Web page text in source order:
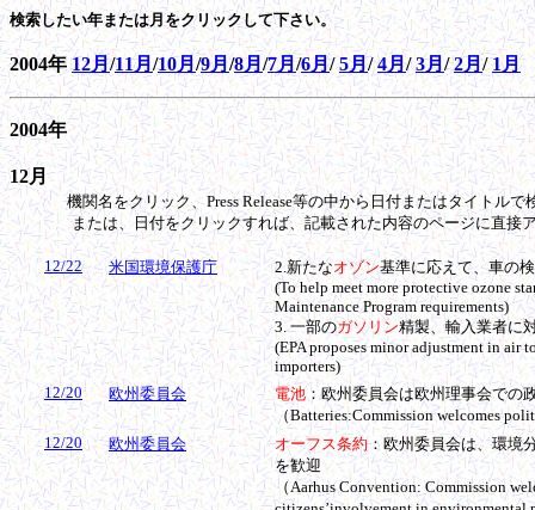
検索したい年または月をクリックして下さい。
2004年12月/11月/10月/9月 /8月/7月 /6月/5月/4月/3月 /2月 /1月
2004年
12月
機関名をクリック、Press Release等の中から日付またはタイトルで
または、日付をクリックすれば、記載された内容のページに直接ア
12/22 米国環境保護庁 2.新たなオゾン基準に応えて、車の
(To help meet more protective ozone
Maintenance Program requirements)
3. 一部のガソリン精製、輸入業者に
(EPA proposes minor adjustment in air
importers)
12/20
欧州委員会 電池 ：欧州委員会は欧州理事会での
（Batteries:Commission welcomes
12/20
欧州委員会 オーフス条約：欧州委員会は、環境
を歓迎
（Aarhus Convention: Commission